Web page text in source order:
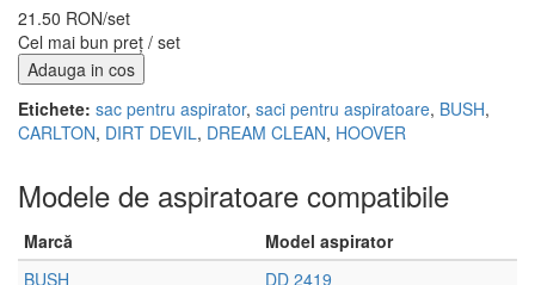
21.50 RON/set
Cel mai bun preț / set
Adauga in cos
Etichete: sac pentru aspirator, saci pentru aspiratoare, BUSH,
CARLTON, DIRT DEVIL, DREAM CLEAN, HOOVER
Modele de aspiratoare compatibile
Marcă
Model aspirator
BUSH
DD 2419